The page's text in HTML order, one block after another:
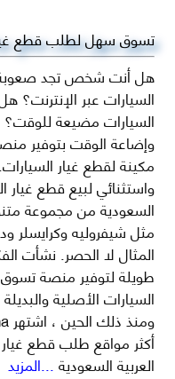
تسوق سهل لطلب قطع
هل أنت شخص تجد
السيارات عبر الإنترنت؟
السيارات مضيعة
وإضاعة الوقت بتوفير
مكينة لقطع غيار
واستثنائي لبيع قطع غيار
السعودية من مجموعة
مثل شيفروليه وكرايسلر
طويلة لتوفير منصة
السيارات الأصلية
أكثر مواقع طلب قطع
العربية السعودية...المزيد